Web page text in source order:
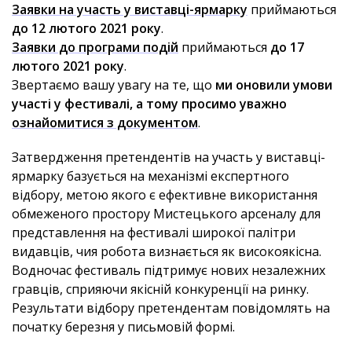
Заявки на участь у виставці-ярмарку приймаються
до 12 лютого 2021 року.
Заявки до програми подій приймаються до 17
лютого 2021 року.
Звертаємо вашу увагу на те, що ми оновили умови
участі у фестивалі, а тому просимо уважно
ознайомитися з документом.
Затвердження претендентів на участь у виставці-
ярмарку базується на механізмі експертного
відбору, метою якого є ефективне використання
обмеженого простору Мистецького арсеналу для
представлення на фестивалі широкої палітри
видавців, чия робота визнається як високоякісна.
Водночас фестиваль підтримує нових незалежних
гравців, сприяючи якісній конкуренції на ринку.
Результати відбору претендентам повідомлять на
початку березня у письмовій формі.